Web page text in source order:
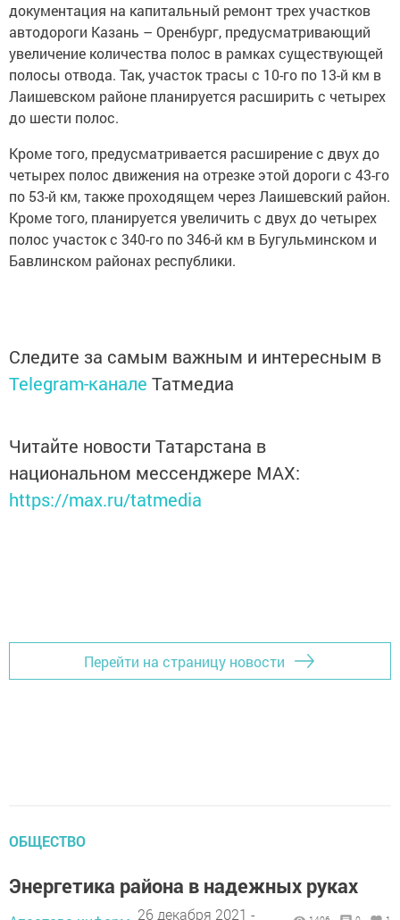
документация на капитальный ремонт трех участков
автодороги Казань – Оренбург, предусматривающий
увеличение количества полос в рамках существующей
полосы отвода. Так, участок трасы с 10-го по 13-й км в
Лаишевском районе планируется расширить с четырех
до шести полос.
Кроме того, предусматривается расширение с двух до
четырех полос движения на отрезке этой дороги с 43-го
по 53-й км, также проходящем через Лаишевский район.
Кроме того, планируется увеличить с двух до четырех
полос участок с 340-го по 346-й км в Бугульминском и
Бавлинском районах республики.
Следите за самым важным и интересным в
Telegram-канале Татмедиа
Читайте новости Татарстана в
национальном мессенджере MАХ:
https://max.ru/tatmedia
Перейти на страницу новости
ОБЩЕСТВО
Энергетика района в надежных руках
26 декабря 2021 -